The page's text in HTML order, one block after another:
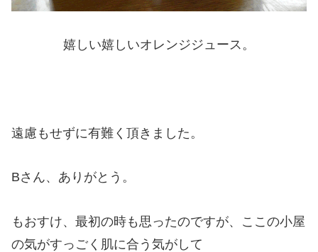
嬉しい嬉しいオレンジジュース。
遠慮もせずに有難く頂きました。
Bさん、ありがとう。
もおすけ、最初の時も思ったのですが、ここの小屋
の気がすっごく肌に合う気がして